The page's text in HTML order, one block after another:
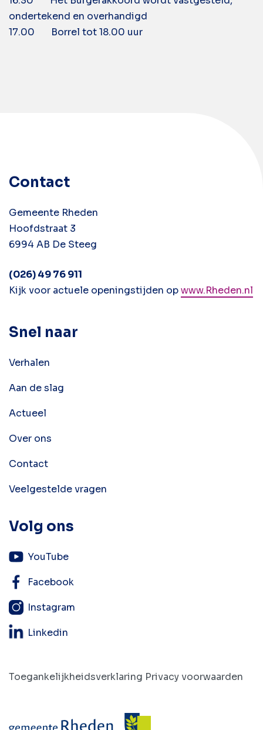
ondertekend en overhandigd
17.00 Borrel tot 18.00 uur
Contact
Gemeente Rheden
Hoofdstraat 3
6994 AB De Steeg
(026) 49 76 911
Kijk voor actuele openingstijden opwww.Rheden.nl
Snel naar
Verhalen
Aan de slag
Actueel
Over ons
Contact
Veelgestelde vragen
Volg ons
YouTube
Facebook
Instagram
Linkedin
Toegankelijkheidsverklaring Privacy voorwaarden